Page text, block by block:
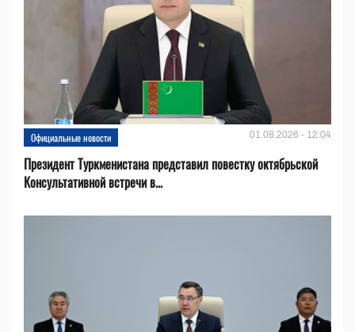
Официальные новости 01.08.2026 - 12:04
Президент Туркменистана представил повестку октябрьской
Консультативной встречи в...